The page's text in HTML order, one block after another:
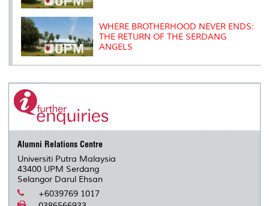
WHERE BROTHERHOOD NEVER ENDS:
THE RETURN OF THE SERDANG
ANGELS
Alumni Relations Centre
Universiti Putra Malaysia
43400 UPM Serdang
Selangor Darul Ehsan
+6039769 1017